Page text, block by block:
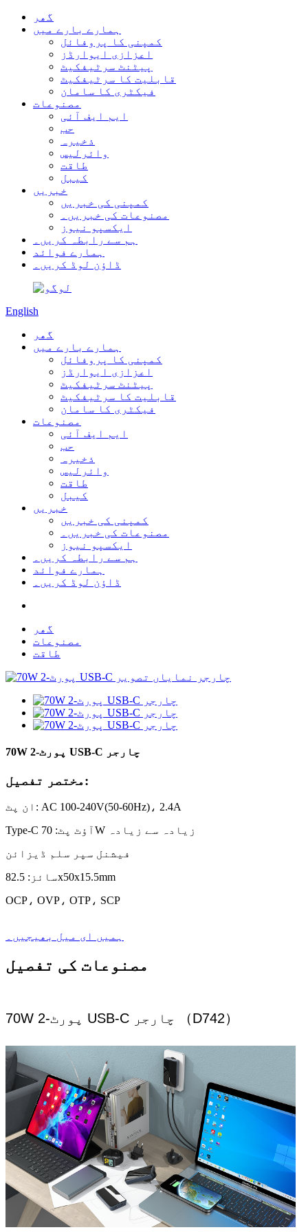
گھر
ہمارے بارے میں
کمپنی کا پروفائل
اعزازی ایوارڈز
پیٹنٹ سرٹیفکیٹ
قابلیت کا سرٹیفکیٹ
فیکٹری کا سامان
مصنوعات
ایم ایف آئی
حب
ذخیرہ
وائرلیس
طاقت
کیبل
خبریں
کمپنی کی خبریں
مصنوعات کی خبریں۔
ایکسپو نیوز
ہم سے رابطہ کریں۔
ہمارے فوائد
ڈاؤن لوڈ کریں۔
English
گھر
ہمارے بارے میں
کمپنی کا پروفائل
اعزازی ایوارڈز
پیٹنٹ سرٹیفکیٹ
قابلیت کا سرٹیفکیٹ
فیکٹری کا سامان
مصنوعات
ایم ایف آئی
حب
ذخیرہ
وائرلیس
طاقت
کیبل
خبریں
کمپنی کی خبریں
مصنوعات کی خبریں۔
ایکسپو نیوز
ہم سے رابطہ کریں۔
ہمارے فوائد
ڈاؤن لوڈ کریں۔
گھر
مصنوعات
طاقت
70W 2-پورٹ USB-C چارجر
مختصر تفصیل:
ان پٹ: AC 100-240V(50-60Hz)، 2.4A
Type-C آؤٹ پٹ: 70W زیادہ سے زیادہ
فیشنل سپر سلم ڈیزائن
سائز: 82.5x50x15.5mm
OCP، OVP، OTP، SCP
ہمیں ای میل بھیجیں۔
مصنوعات کی تفصیل
70W 2-پورٹ USB-C چارجر （D742）